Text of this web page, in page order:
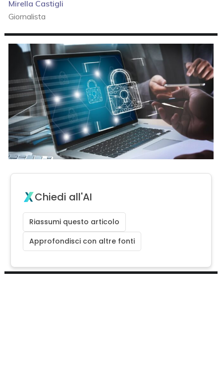
Mirella Castigli
Giornalista
Chiedi all'AI
Riassumi questo articolo
Approfondisci con altre fonti